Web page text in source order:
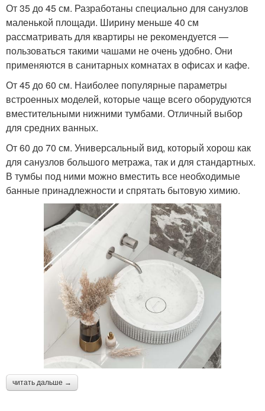
От 35 до 45 см. Разработаны специально для санузлов
маленькой площади. Ширину меньше 40 см
рассматривать для квартиры не рекомендуется —
пользоваться такими чашами не очень удобно. Они
применяются в санитарных комнатах в офисах и кафе.
От 45 до 60 см. Наиболее популярные параметры
встроенных моделей, которые чаще всего оборудуются
вместительными нижними тумбами. Отличный выбор
для средних ванных.
От 60 до 70 см. Универсальный вид, который хорош как
для санузлов большого метража, так и для стандартных.
В тумбы под ними можно вместить все необходимые
банные принадлежности и спрятать бытовую химию.
читать дальше →